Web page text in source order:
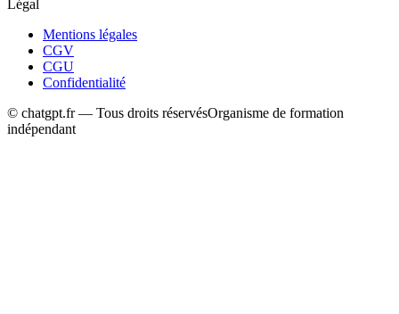
Légal
Mentions légales
CGV
CGU
Confidentialité
© chatgpt.fr — Tous droits réservésOrganisme de formation
indépendant